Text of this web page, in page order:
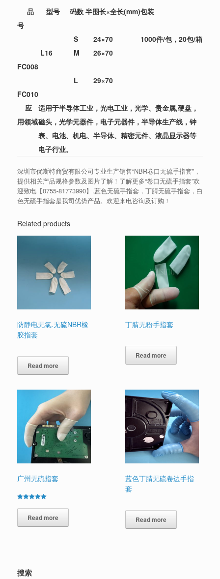
品
号
型号 码数 半围长×全长(mm)包装
L16
S 24×70 1000件/包，20包/箱
FC008
M 26×70
FC010
L 29×70
应
用领域
适用于半导体工业，光电工业，光学、贵金属,硬盘，
磁头，光学元器件，电子元器件，半导体生产线，钟
表、电池、机电、半导体、精密元件、液晶显示器等
电子行业。
深圳市优斯特商贸有限公司专业生产销售“NBR卷口无硫手指套”，
提供相关产品规格参数及图片了解！了解更多“卷口无硫手指套”欢
迎致电【0755-81773990】.蓝色无硫手指套，丁腈无硫手指套，白
色无硫手指套是我司优势产品。欢迎来电咨询及订购！
Related products
防静电无氯.无硫NBR橡
胶指套
Read more
丁腈无粉手指套
Read more
广州无硫指套
5.00
out of 5Read more
蓝色丁腈无硫卷边手指
套
Read more
搜索